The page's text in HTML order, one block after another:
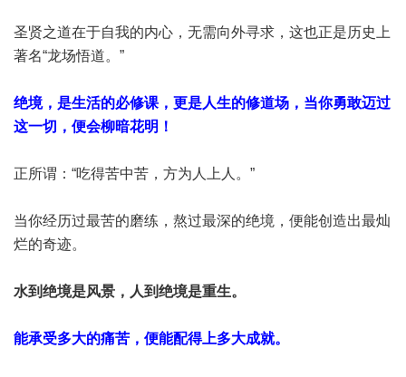
圣贤之道在于自我的内心，无需向外寻求，这也正是历史上
著名“龙场悟道。”
绝境，是生活的必修课，更是人生的修道场，当你勇敢迈过
这一切，便会柳暗花明！
正所谓：“吃得苦中苦，方为人上人。”
当你经历过最苦的磨练，熬过最深的绝境，便能创造出最灿
烂的奇迹。
水到绝境是风景，人到绝境是重生。
能承受多大的痛苦，便能配得上多大成就。